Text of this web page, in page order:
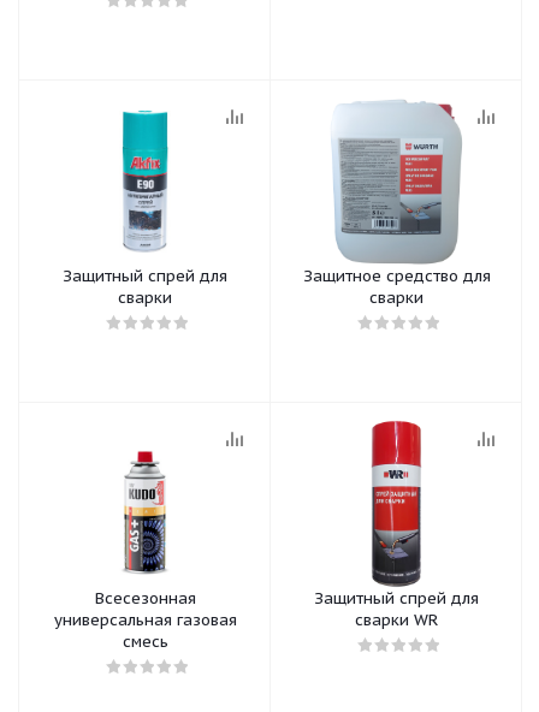
Защитный спрей для
сварки
Защитное средство для
сварки
Всесезонная
универсальная газовая
смесь
Защитный спрей для
сварки WR